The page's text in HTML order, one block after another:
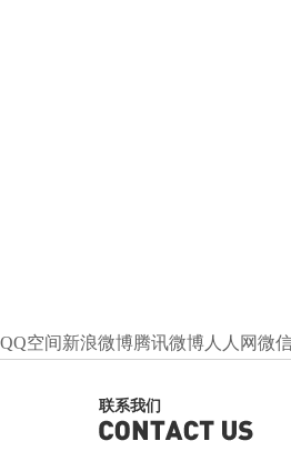
QQ空间新浪微博腾讯微博 人人网微
联系我们